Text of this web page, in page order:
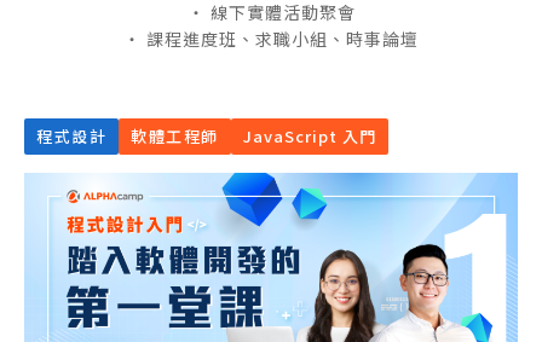
・ 線下實體活動聚會
・ 課程進度班、求職小組、時事論壇
程式設計 軟體工程師 JavaScript 入門